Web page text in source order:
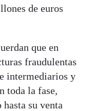
de euros
que en
fraudulentas
intermediarios y
toda la fase,
su venta